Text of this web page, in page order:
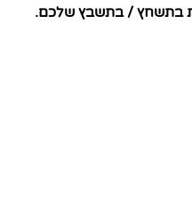
בתשחץ / בתשבץ שלכם.